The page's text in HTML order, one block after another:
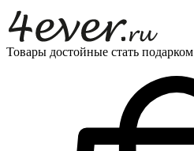
Товары достойные стать подарком